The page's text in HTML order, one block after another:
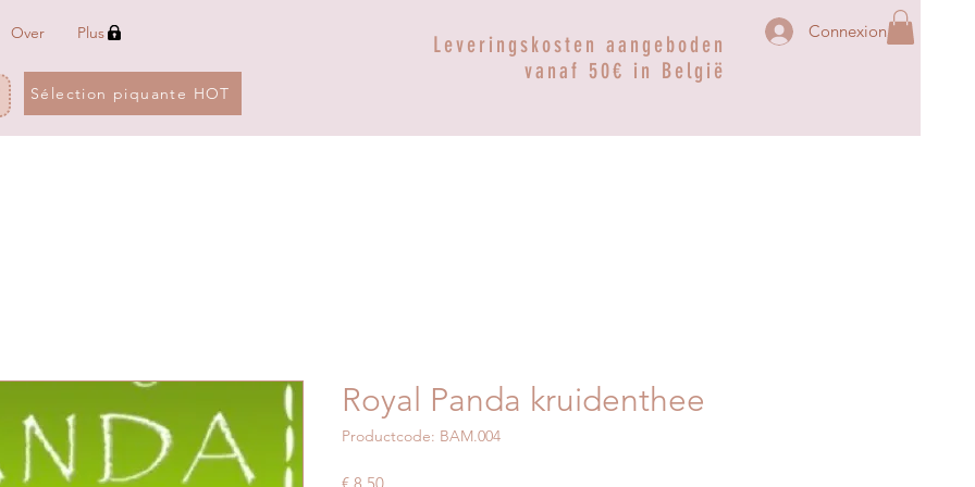
Over Plus
Sélection piquante HOT
Leveringskosten aangeboden
vanaf 50€ in België
Connexion
Royal Panda kruidenthee
Productcode: BAM.004
Prijs